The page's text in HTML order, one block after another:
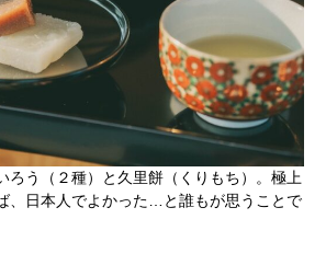
ろう（２種）と久里餅（くりもち）。極上
、日本人でよかった…と誰もが思うことで